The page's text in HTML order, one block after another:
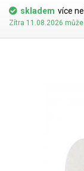
od -40°C do 120°C a
vysoušecích
skladem více
Zítra 11.08.2026